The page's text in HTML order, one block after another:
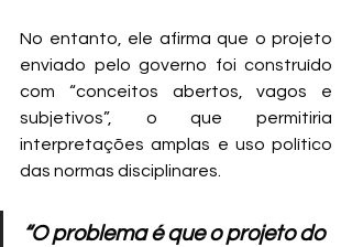
No entanto, ele afirma que o projeto
enviado pelo governo foi construído
com “conceitos abertos, vagos e
subjetivos”, o que permitiria
interpretações amplas e uso político
das normas disciplinares.
“O problema é que o projeto do